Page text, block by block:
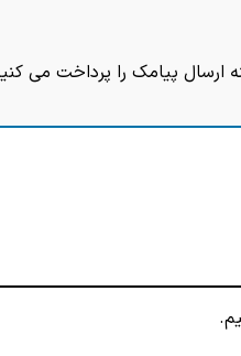
ارسال پیامک را پرداخت می